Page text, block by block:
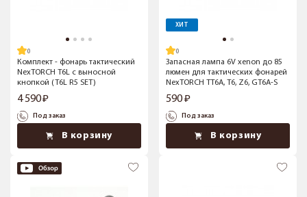
Комплект - фонарь тактический
NexTORCH T6L с выносной
кнопкой (T6L R5 SET)
4 590
Под заказ
В корзину
ХИТ
Запасная лампа 6V xenon до 85
люмен для тактических фонарей
NexTORCH TT6A, T6, Z6, GT6A-S
590
Под заказ
В корзину